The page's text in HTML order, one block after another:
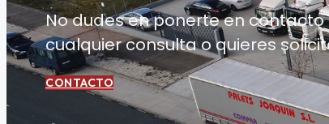
No dudes en ponerte en contacto
cualquier consulta o quieres
CONTACTO